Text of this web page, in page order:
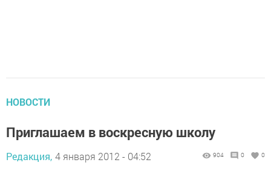
НОВОСТИ
Приглашаем в воскресную школу
Редакция, 4 января 2012 - 04:52 904 0 0